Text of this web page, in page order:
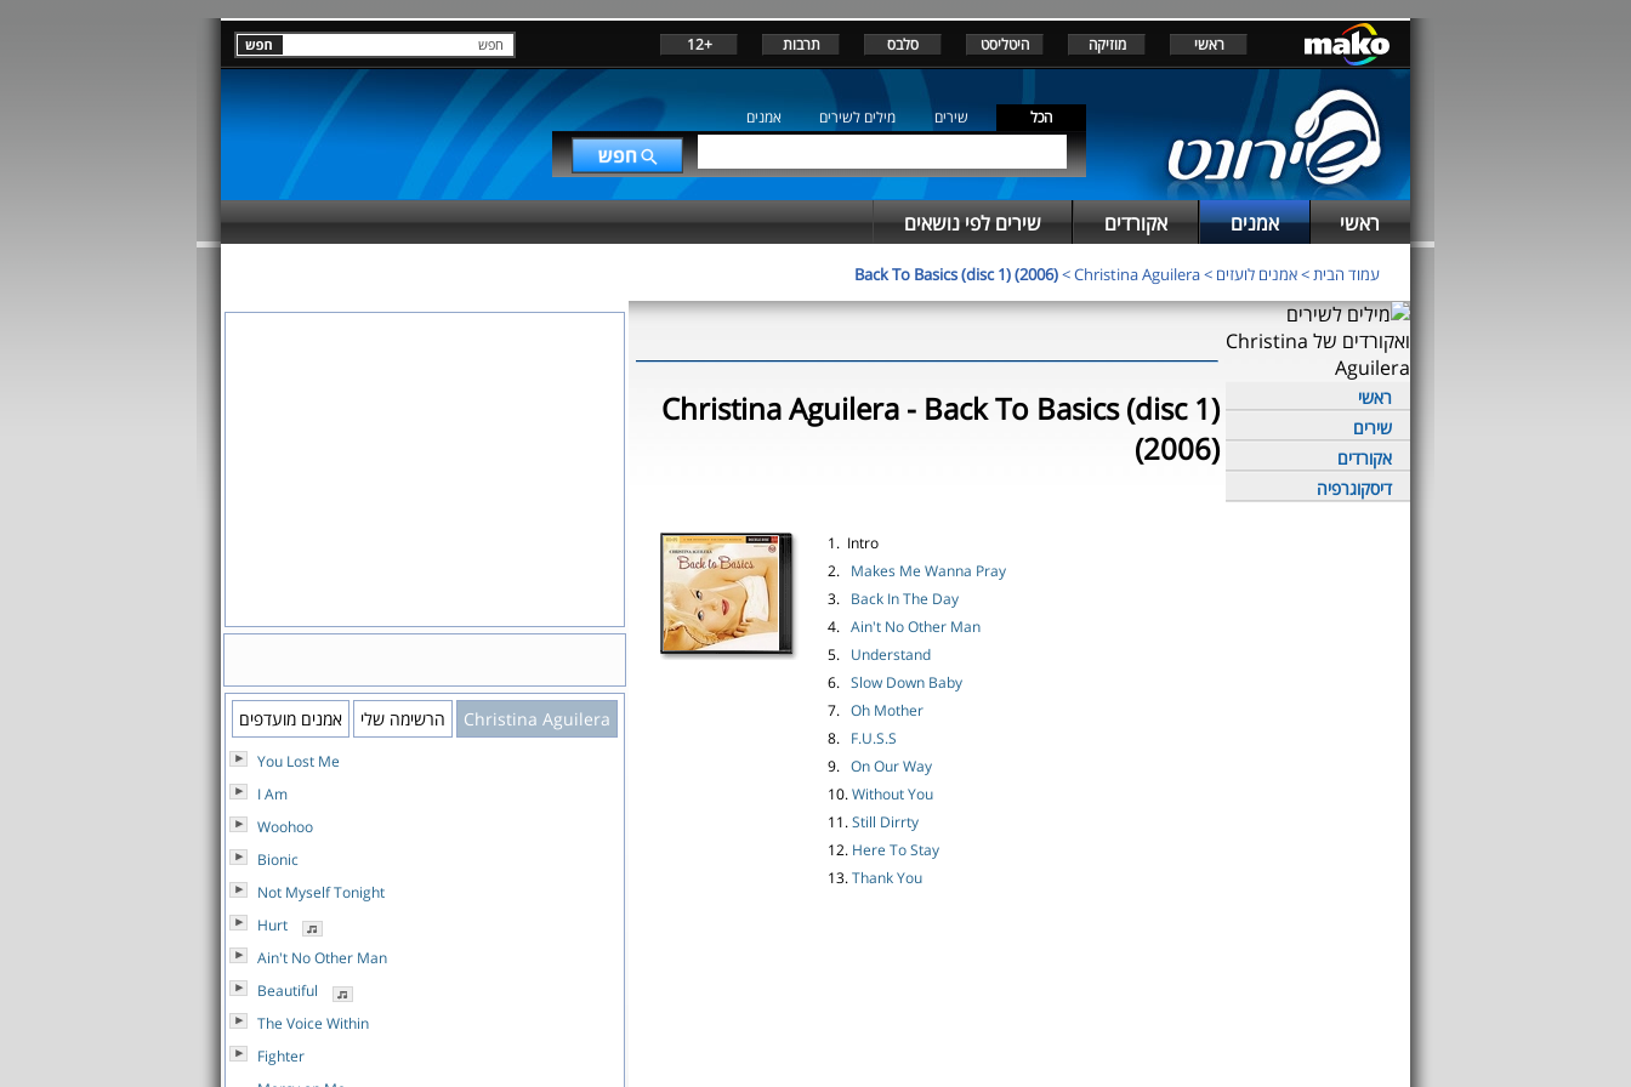
ראשי מוזיקה היטליסט סלבס תרבות +12
הכל שירים מילים לשירים אמנים
ראשי אמנים אקורדים שירים לפי נושאים
עמוד הבית>אמנים לועזים >
Christina Aguilera
>
Back To Basics (disc 1) (2006)
ראשי
שירים
אקורדים
דיסקוגרפיה
Christina Aguilera - Back To Basics (disc 1)
(2006)
1. Intro
2. Makes Me Wanna Pray
3. Back In The Day
4. Ain't No Other Man
5. Understand
6. Slow Down Baby
7. Oh Mother
8. F.U.S.S
9. On Our Way
10.Without You
11.Still Dirrty
12. Here To Stay
13.Thank You
Christina Aguilera הרשימה שלי אמנים מועדפים
You Lost Me
I Am
Woohoo
Bionic
Not Myself Tonight
Hurt
Ain't No Other Man
Beautiful
The Voice Within
Fighter